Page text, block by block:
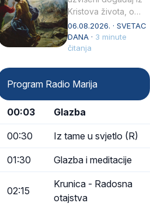
Kristova života, o
kojem nas izvješćuju
evanđelisti Matej,
Marko i Luka te sveti
06.08.2026. · SVETAC
DANA · 3 minute
čitanja
Program Radio Marija
00:03 Glazba
00:30 Iz tame u svjetlo (R)
01:30 Glazba i meditacije
02:15
Krunica - Radosna
otajstva